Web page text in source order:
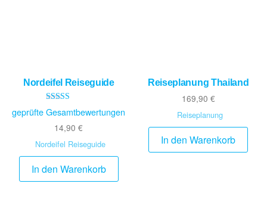
Nordeifel Reiseguide
Bewertet mit
5.00
von 5
geprüfte Gesamtbewertungen
14,90€
Nordeifel Reiseguide
In den Warenkorb
Reiseplanung Thailand
169,90 €
Reiseplanung
In den Warenkorb